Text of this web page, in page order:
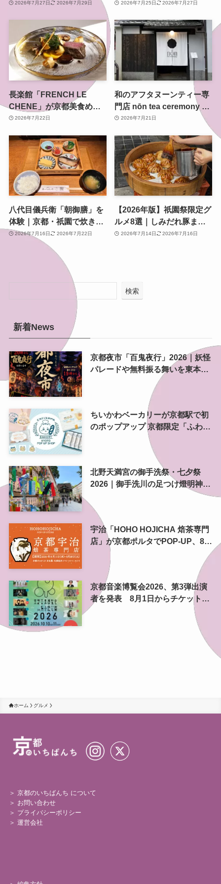
海グループ初の自社醸造ク
2026年7月27日 2026年7月29日
祭・山鉾巡行・還幸祭まで
2026年7月25日 2026年7月27日
長楽館「FRENCH LE
CHENE」が京都美食めぐ
り2026夏に参加 丹波牛の
洋館で
2026年7月22日
和のアフタヌーンティー専
門店 nōn tea ceremony 東
山がオープン セルフリノ
ベーションした町家で新た
な茶の時間を
2026年7月21日
八代目儀兵衛「朝御膳」を
体験｜京都・祇園で炊きた
て土鍋ごはんと黄金のおこ
げを味わう朝時間
2026年7月16日 2026年7月22日
【2026年版】祇園祭限定グ
ルメ8選｜しみだれ豚ま
ん・行者餅から宵山限定ス
2026年7月14日 2026年7月16日
検索
新着News
京都夜市「百鬼夜行」2026｜妖怪
パレードや無料振る舞いを東本願
ちいかわベーカリーが京都駅で初
のポップアップ 京都限定「ふわふ
わおたべキャラメル」も、8月13
北野天満宮の御手洗祭・七夕祭
2026｜御手洗川の足つけ燈明神事
宇治「HOHO HOJICHA 焙茶専門
店」が京都ポルタでPOP-UP、8月
5日から14日間
京都音楽博覧会2026、第3弾出演
者を発表 8月1日からチケット2
次プレオーダー開始 梅小路公園
ホーム グルメ
＞ 京都のいちばんち について
＞ お問い合わせ
＞ プライバシーポリシー
＞ 運営会社